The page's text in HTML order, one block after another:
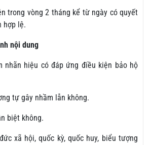
trong vòng 2 tháng kể từ ngày có quyết
hợp lệ.
nội dung
nhãn hiệu có đáp ứng điều kiện bảo hộ
tự gây nhầm lẫn không.
biệt không.
xã hội, quốc kỳ, quốc huy, biểu tượng